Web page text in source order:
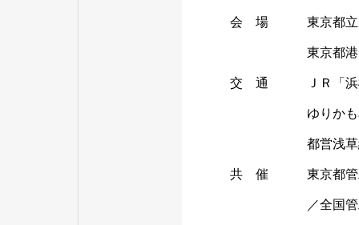
会 場 東京都立産
東京都港区
交 通 ＪＲ「浜松
ゆりかもめ「
都営浅草線・
共 催 東京都管工事
／全国管工事業